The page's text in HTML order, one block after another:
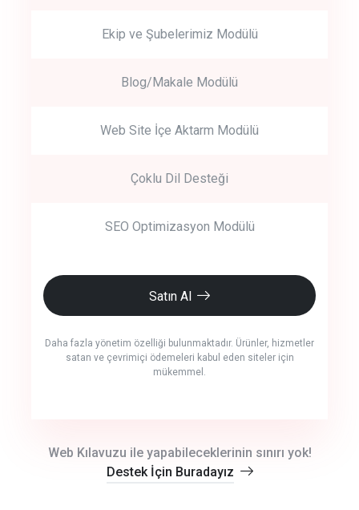
Ekip ve Şubelerimiz Modülü
Blog/Makale Modülü
Web Site İçe Aktarm Modülü
Çoklu Dil Desteği
SEO Optimizasyon Modülü
Satın Al
Daha fazla yönetim özelliği bulunmaktadır. Ürünler, hizmetler
satan ve çevrimiçi ödemeleri kabul eden siteler için
mükemmel.
Web Kılavuzu ile yapabileceklerinin sınırı yok!
Destek İçin Buradayız